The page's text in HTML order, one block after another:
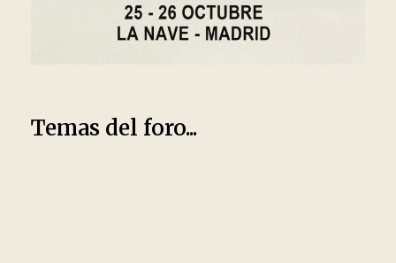
Temas del foro...